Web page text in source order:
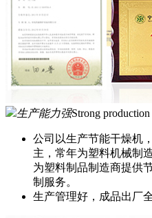
生产能力强Strong
公司以生产节能干燥机
主，常年为塑料机械制
为塑料制品制造商提供
制服务。
生产管理好，成品出厂